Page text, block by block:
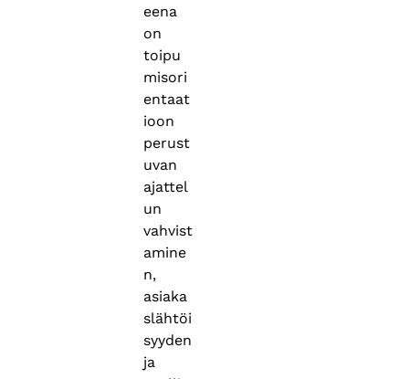
eena
on
toipu
misori
entaat
ioon
perust
uvan
ajattel
un
vahvist
amine
n,
asiaka
slähtöi
syyden
ja